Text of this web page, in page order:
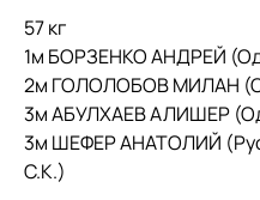
57 кг
1м БОРЗЕНКО АНДРЕЙ
2м ГОЛОЛОБОВ МИЛАН
3м АБУЛХАЕВ АЛИШЕР
3м ШЕФЕР АНАТОЛИЙ
С.К.)